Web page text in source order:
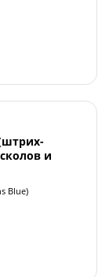
и
Blue)